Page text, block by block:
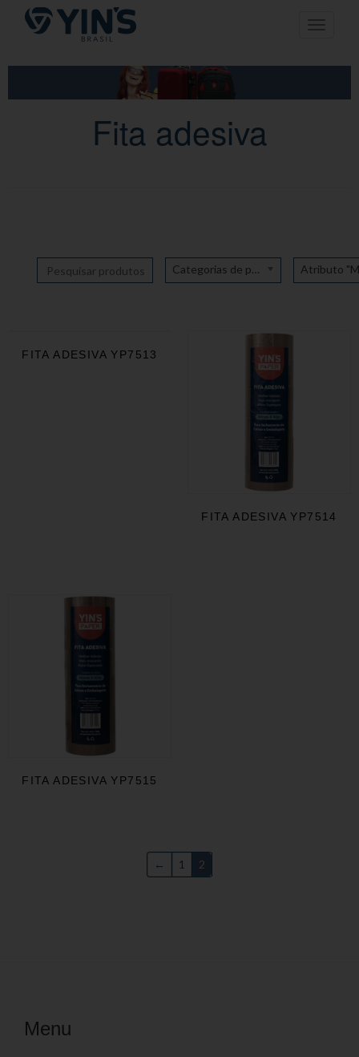
Pular
para
conteúdo
Toggle
Fita adesiva
Categorias de produto
FITA ADESIVA YP7513
FITA ADESIVA YP7514
FITA ADESIVA YP7515
← 1 2
Menu